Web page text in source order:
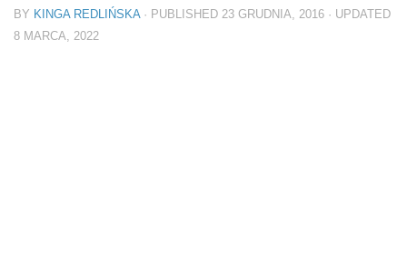
BY KINGA REDLIŃSKA · PUBLISHED 23 GRUDNIA, 2016 · UPDATED
8 MARCA, 2022